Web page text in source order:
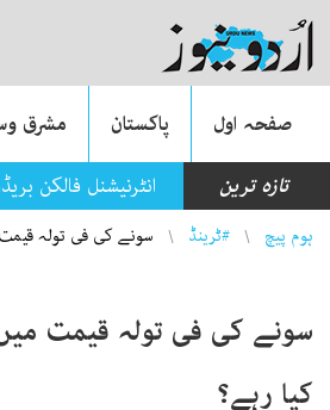
صفحہ اول پاکستان مشرق
تازہ ترین
انٹرنیشنل فالکن
You are here
ہوم پیچ #ٹرینڈ سونے کی فی تولہ قیمت میں
کیا رہے؟